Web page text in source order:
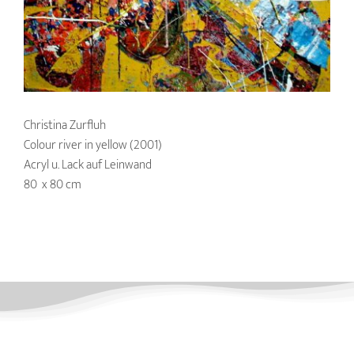
Christina Zurfluh
Colour river in yellow (2001)
Acryl u. Lack auf Leinwand
80 x 80 cm